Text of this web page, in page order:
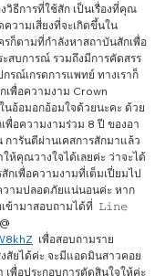
วิธีการที่ใช้สัก เป็นเรื่องที่คุณ
วามเสี่ยงที่จะเกิดขึ้นใน
ก็ตามที่กำลังหาสถาบันสักเพื่อ
สบการณ์ รวมถึงมีการคัดสรร
กรณ์เกรดการแพทย์ ทางเราก็
เพื่อความงาม Crown
นอ้อมอกอ้อมใจด้วยนะคะ ด้วย
พื่อความงามร่วม 8 ปี ของอา
การันตีผ่านเคสการสักมาแล้ว
ห้คุณวางใจได้เลยค่ะ ว่าจะได้
กเพื่อความงามที่เต็มเปี่ยมไป
ามปลอดภัยแน่นอนค่ะ หาก
ข้ามาสอบถามได้ที่  𝙻𝚒𝚗𝚎
  เพื่อสอบถามราย
สัยได้ค่ะ จะมีแอดมินสาวคอย
พื่อประกอบการตัดสินใจให้ค่ะ